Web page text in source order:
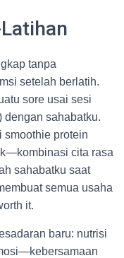
tanpa
setelah berlatih.
sore usai sesi
dengan sahabatku.
smoothie protein
cita rasa
sahabatku saat
semua usaha
it.
baru: nutrisi